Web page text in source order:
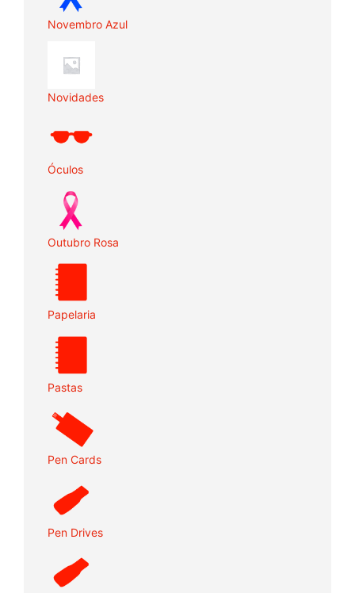
Novembro Azul
Novidades
Óculos
Outubro Rosa
Papelaria
Pastas
Pen Cards
Pen Drives